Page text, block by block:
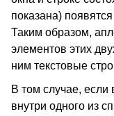
показана)
Таким образом,
элементов этих
ним текстовые
В том случае,
внутри одного из